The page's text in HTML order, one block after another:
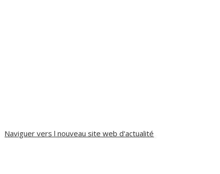
Naviguer vers l nouveau site web d'actualité